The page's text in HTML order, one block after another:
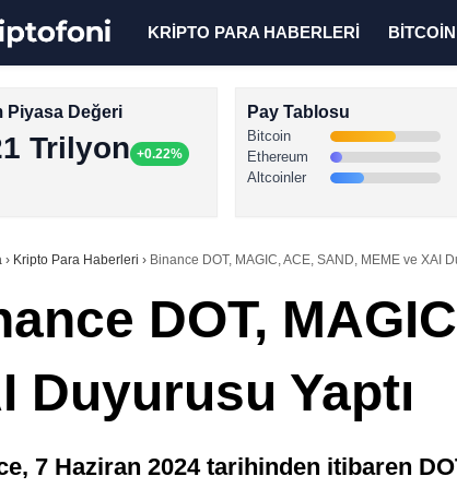
KRİPTO PARA HABERLERİ
Piyasa Değeri
Trilyon +0.22%
Pay Tablosu
Bitcoin
Ethereum
Altcoinler
› Kripto Para Haberleri › Binance DOT, MAGIC, ACE, SAND, MEME ve XAI
DOT,
Duyurusu Yaptı
7 Haziran 2024 tarihinden itibaren